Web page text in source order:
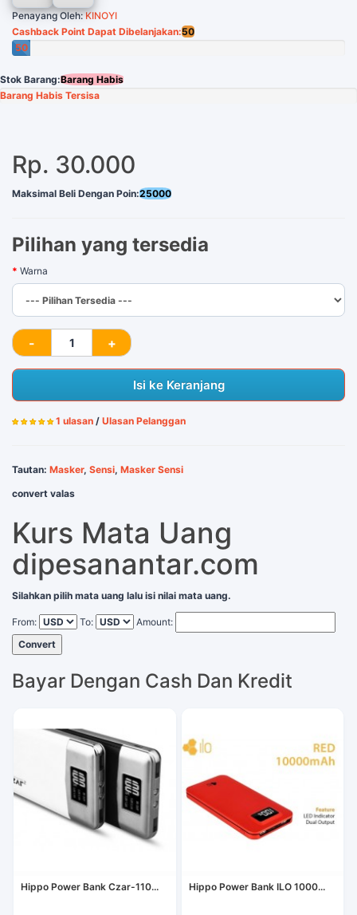
Penayang Oleh:KINOYI
Cashback Point Dapat Dibelanjakan:50
50
Stok Barang:Barang Habis
Barang Habis Tersisa
Rp. 30.000
Maksimal Beli Dengan Poin:25000
Pilihan yang tersedia
Warna
Isi ke Keranjang
1 ulasan / Ulasan Pelanggan
Tautan: Masker, Sensi, Masker Sensi
convert valas
Kurs Mata Uang
dipesanantar.com
Silahkan pilih mata uang lalu isi nilai mata uang.
From: To:
Amount:
Convert
Bayar Dengan Cash Dan Kredit
Hippo Power Bank Czar-110... Hippo Power Bank ILO 1000...